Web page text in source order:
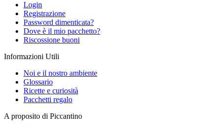
Login
Registrazione
Password dimenticata?
Dove è il mio pacchetto?
Riscossione buoni
Informazioni Utili
Noi e il nostro ambiente
Glossario
Ricette e curiosità
Pacchetti regalo
A proposito di Piccantino